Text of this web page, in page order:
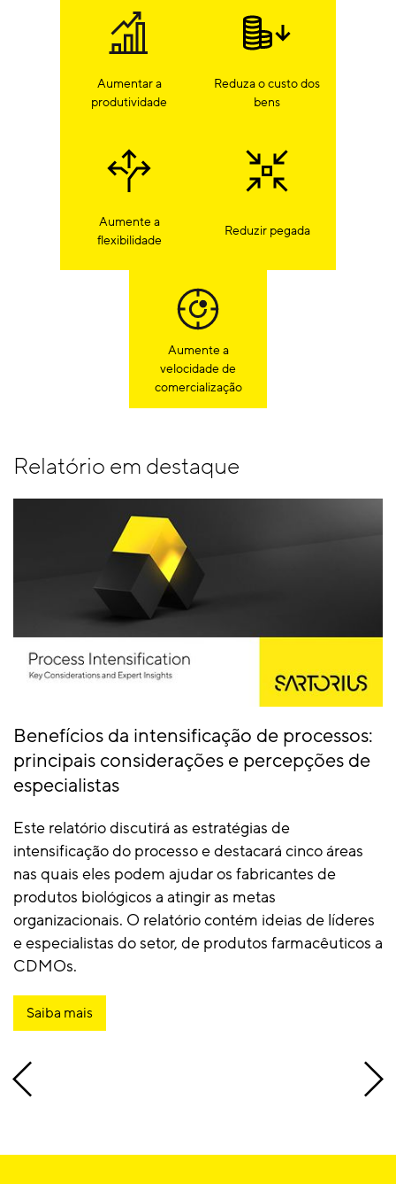
Aumentar a
produtividade
Reduza o custo dos
bens
Aumente a
flexibilidade
Reduzir pegada
Aumente a
velocidade de
comercialização
Relatório em destaque
Benefícios da intensificação de processos:
principais considerações e percepções de
especialistas
Este relatório discutirá as estratégias de
intensificação do processo e destacará cinco áreas
nas quais eles podem ajudar os fabricantes de
produtos biológicos a atingir as metas
organizacionais. O relatório contém ideias de líderes
e especialistas do setor, de produtos farmacêuticos a
CDMOs.
Saiba mais